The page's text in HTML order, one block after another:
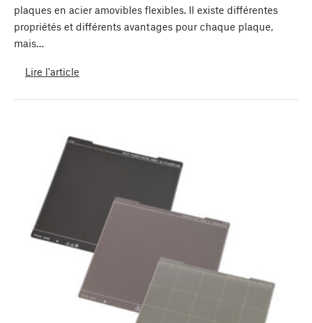
plaques en acier amovibles flexibles. Il existe différentes
propriétés et différents avantages pour chaque plaque,
mais…
Lire l'article